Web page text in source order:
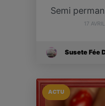
Semi
17
Susete Fée
ACTU